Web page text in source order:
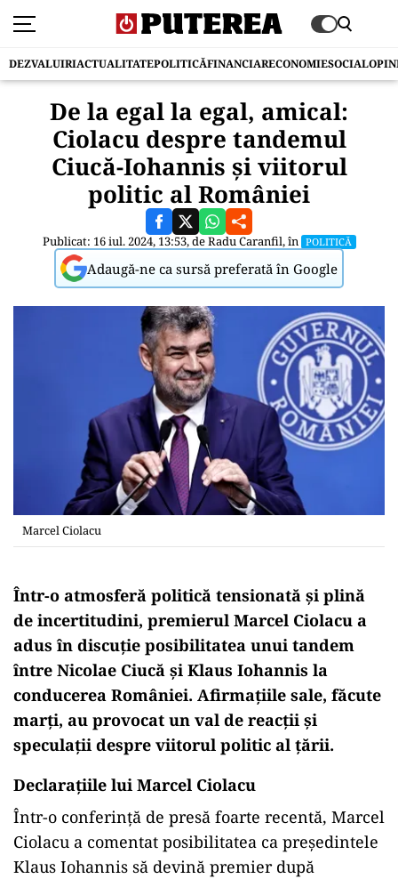
DEZVALUIRIACTUALITATEPOLITICĂFINANCIARECONOMIESOCIAL
De la egal la egal, amical:
Ciolacu despre tandemul
Ciucă-Iohannis și viitorul
politic al României
Publicat: 16 iul. 2024, 13:53, deRadu Caranfil, în POLITICĂ
Adaugă-ne ca sursă preferată în Google
Marcel Ciolacu
Într-o atmosferă politică tensionată și plină
de incertitudini, premierul Marcel Ciolacu a
adus în discuție posibilitatea unui tandem
între Nicolae Ciucă și Klaus Iohannis la
conducerea României. Afirmațiile sale, făcute
marți, au provocat un val de reacții și
speculații despre viitorul politic al țării.
Declarațiile lui Marcel Ciolacu
Într-o conferință de presă foarte recentă, Marcel
Ciolacu a comentat posibilitatea ca președintele
Klaus Iohannis să devină premier după